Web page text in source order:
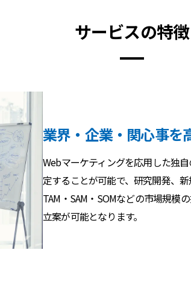
サービスの特徴
業界・企業・関心事を
Webマーケティングを応用した独
定することが可能で、研究開発、
TAM・SAM・SOMなどの市場規模
立案が可能となります。